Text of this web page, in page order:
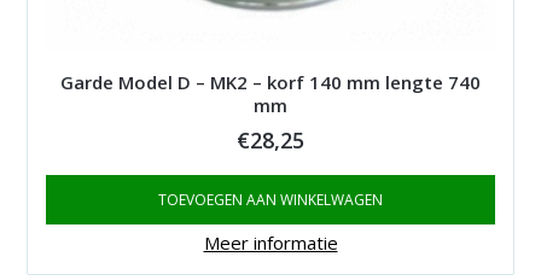
Garde Model D – MK2 – korf 140 mm lengte 740
mm
€28,25
TOEVOEGEN AAN WINKELWAGEN
Meer informatie